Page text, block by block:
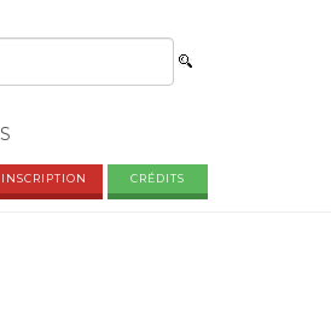
INSCRIPTION CRÉDITS